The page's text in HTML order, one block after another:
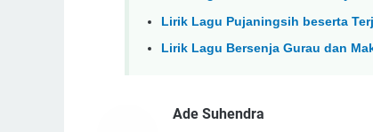
Lirik Lagu Pujaningsih beserta
Lirik Lagu Bersenja Gurau dan
Ade Suhendra